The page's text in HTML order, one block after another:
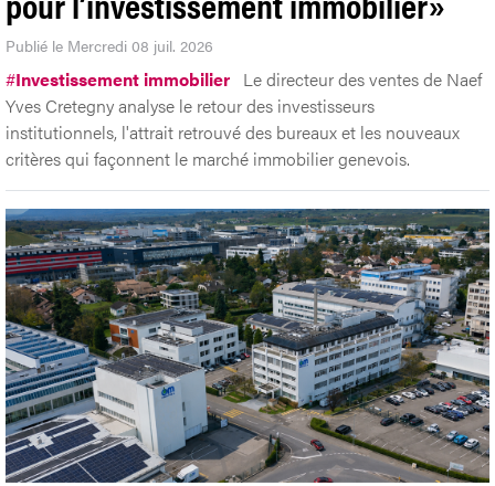
Publié le Mercredi 08 juil. 2026
#Investissement immobilier Le directeur des ventes de Naef
Yves Cretegny analyse le retour des investisseurs
institutionnels, l'attrait retrouvé des bureaux et les nouveaux
critères qui façonnent le marché immobilier genevois.